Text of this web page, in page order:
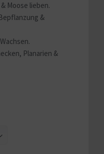
Moose lieben.
&
Planarien &